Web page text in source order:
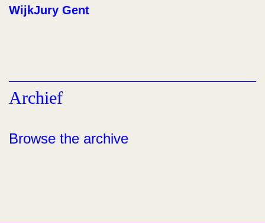
WijkJury Gent
Archief
Browse the archive